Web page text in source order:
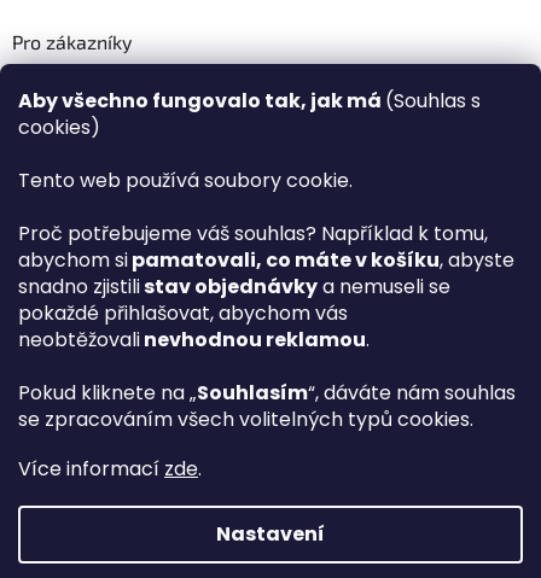
Aby všechno fungovalo tak, jak má (Souhlas s
cookies)
Tento web používá soubory cookie.
Proč potřebujeme váš souhlas? Například k tomu,
abychom sipamatovali, co máte v košíku, abyste
snadno zjistilistav objednávkya nemuseli se
pokaždé přihlašovat, abychom vás
neobtěžovalinevhodnou reklamou.
Pokud kliknete na „Souhlasím“, dáváte nám souhlas
se zpracováním všech volitelných typů cookies.
Více informací zde.
Nastavení
Pro zákazníky
Recenze ✅
Věrnostní program PLAZA Bonus™
Plaza.cz slevové kódy a kupóny
Registrace
Přihlášení
PLAZA B2B™ VELKOOBCHOD
Vyhledávač návodů
hp
Vytvořil Shoptet Premium